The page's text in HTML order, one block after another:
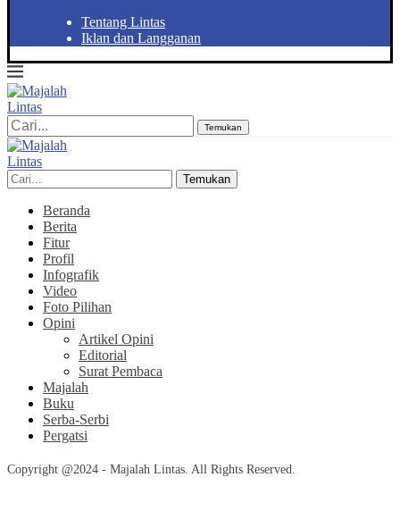
Tentang Lintas
Iklan dan Langganan
Temukan
Temukan
Beranda
Berita
Fitur
Profil
Infografik
Video
Foto Pilihan
Opini
Artikel Opini
Editorial
Surat Pembaca
Majalah
Buku
Serba-Serbi
Pergatsi
Copyright @2024 - Majalah Lintas. All Rights Reserved.